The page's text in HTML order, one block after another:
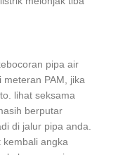
pipa air
meteran PAM, jika
lihat seksama
berputar
di jalur pipa anda.
kembali angka